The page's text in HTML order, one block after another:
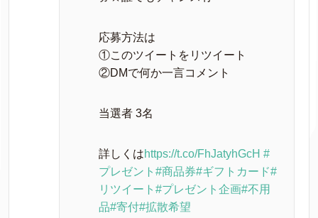
応募方法は
①このツイートをリツイート
②DMで何か一言コメント
当選者 3名
詳しくはhttps://t.co/FhJatyhGcH #
プレゼント #商品券#ギフトカード#
リツイート #プレゼント企画#不用
品#寄付#拡散希望